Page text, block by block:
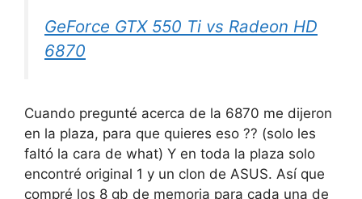
GeForce GTX 550 Ti vs Radeon HD
6870
Cuando pregunté acerca de la 6870 me dijeron
en la plaza, para que quieres eso ?? (solo les
faltó la cara de what) Y en toda la plaza solo
encontré original 1 y un clon de ASUS. Así que
compré los 8 gb de memoria para cada una de